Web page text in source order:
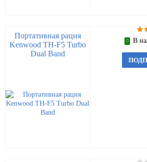
Портативная рация
Kenwood TH-F5 Turbo
Dual Band
В